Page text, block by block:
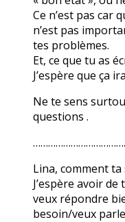
Ce n’est pas car
n’est pas
tes problèmes.
Et, ce que tu as
J’espère que ça
Ne te sens
questions .
Lina, comment ta
J’espère avoir
veux répondre
besoin/veux